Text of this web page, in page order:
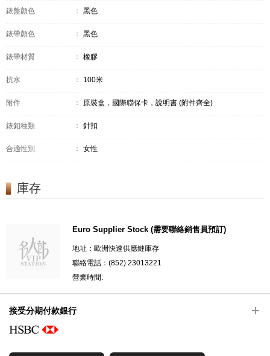
錶盤顏色 ： 黑色
錶帶顏色 ： 黑色
錶帶材質 ： 橡膠
抗水 ： 100米
附件 ： 原裝盒，國際聯保卡，說明書 (附件齊全)
錶釦種類 ： 針扣
合適性別 ： 女性
庫存
Euro Supplier Stock (需要聯絡銷售員預訂)
地址：歐洲快速供應鏈庫存
聯絡電話：(852) 23013221
營業時間:
接受分期付款銀行